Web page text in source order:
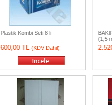
Plastik Kombi Seti 8 li
600,00 TL (KDV Dahil)
(1,5